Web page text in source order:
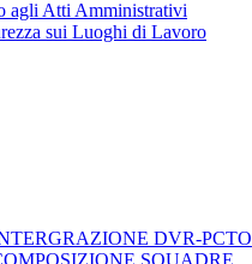
agli Atti Amministrativi
sui Luoghi di Lavoro
DVR-PCTO